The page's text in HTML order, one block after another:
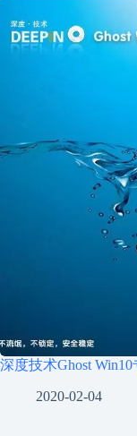
深度技术Ghost
2020-02-04